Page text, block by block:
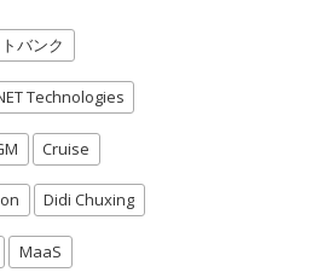
バンク
Technologies
Cruise
Didi Chuxing
MaaS